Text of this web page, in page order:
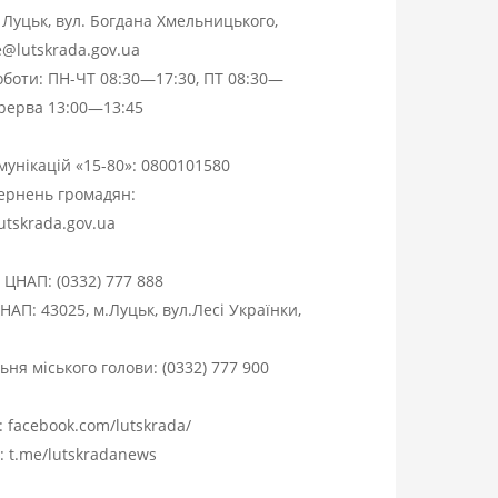
вул. Богдана Хмельницького,
ПН-ЧТ 08:30—17:30, ПТ 08:30—
13:00—13:45
«15-80»: 0800101580
громадян:
ЦНАП: (0332) 777 888
43025, м.Луцьк, вул.Лесі Українки,
міського голови: (0332) 777 900
facebook.com/lutskrada/
t.me/lutskradanews